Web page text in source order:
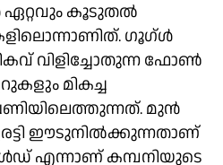
ഏറ്റവും കൂടുതല്‍
ഗൂഗ്ള്‍
വിളിച്ചോതുന്ന ഫോണ്‍
മികച്ച
മുന്‍
ഈടുനില്‍ക്കുന്നതാണ്
എന്നാണ് കമ്പനിയുടെ